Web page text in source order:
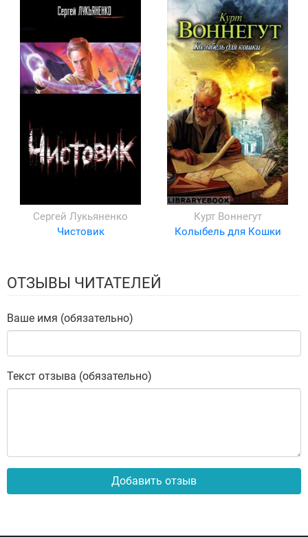
Сергей Лукьяненко
Чистовик
Курт Воннегут
Колыбель для Кошки
ОТЗЫВЫ ЧИТАТЕЛЕЙ
Ваше имя (обязательно)
Текст отзыва (обязательно)
Добавить отзыв